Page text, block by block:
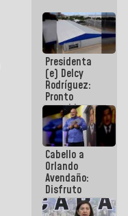
Presidenta
(e) Delcy
Rodríguez:
Pronto
restableceremos
las
operaciones
en el
Aeropuerto
Internacional
de
Maiquetía
Cabello a
Orlando
Avendaño:
Disfruto
cada vez